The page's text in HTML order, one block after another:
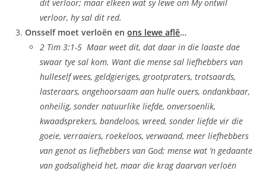
dit verloor; maar elkeen wat sy lewe om My ontwil
verloor, hy sal dit red.
Onsself moet verloën enons lewe aflê…
2 Tim 3:1-5 Maar weet dit, dat daar in die laaste dae
swaar tye sal kom. Want die mense sal liefhebbers van
hulleself wees, geldgieriges, grootpraters, trotsaards,
lasteraars, ongehoorsaam aan hulle ouers, ondankbaar,
onheilig, sonder natuurlike liefde, onversoenlik,
kwaadsprekers, bandeloos, wreed, sonder liefde vir die
goeie, verraaiers, roekeloos, verwaand, meer liefhebbers
van genot as liefhebbers van God; mense wat ‘n gedaante
van godsaligheid het, maar die krag daarvan verloën